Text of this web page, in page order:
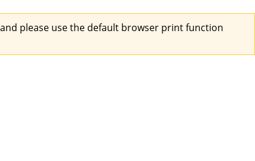
please use the default browser print function